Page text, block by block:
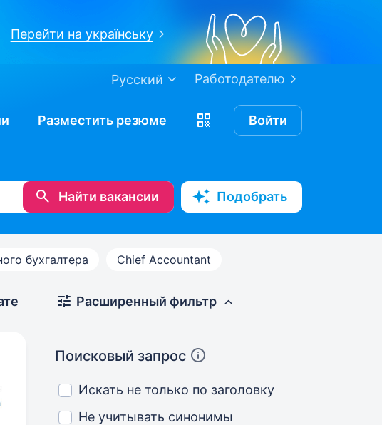
Перейти на українську
Работодателю
Русский
Разместить резюме Войти
Найти вакансии Подобрать
бухгалтера Chief Accountant
Расширенный фильтр
Поисковый запрос
Искать не только по заголовку
Не учитывать синонимы